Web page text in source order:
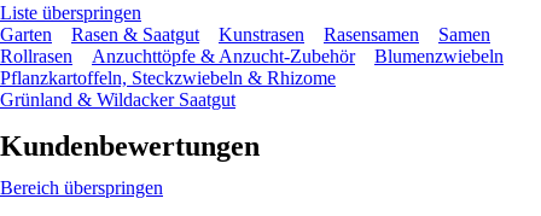
Liste überspringen
Garten
Rasen & Saatgut Kunstrasen Rasensamen
Samen
Rollrasen
Anzuchttöpfe & Anzucht-Zubehör
Blumenzwiebeln
Pflanzkartoffeln, Steckzwiebeln & Rhizome
Grünland & Wildacker Saatgut
Kundenbewertungen
Bereich überspringen